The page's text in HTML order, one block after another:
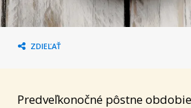
ZDIEĽAŤ
Predveľkonočné pôstne